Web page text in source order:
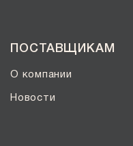
ПОСТАВЩИКАМ
О компании
Новости